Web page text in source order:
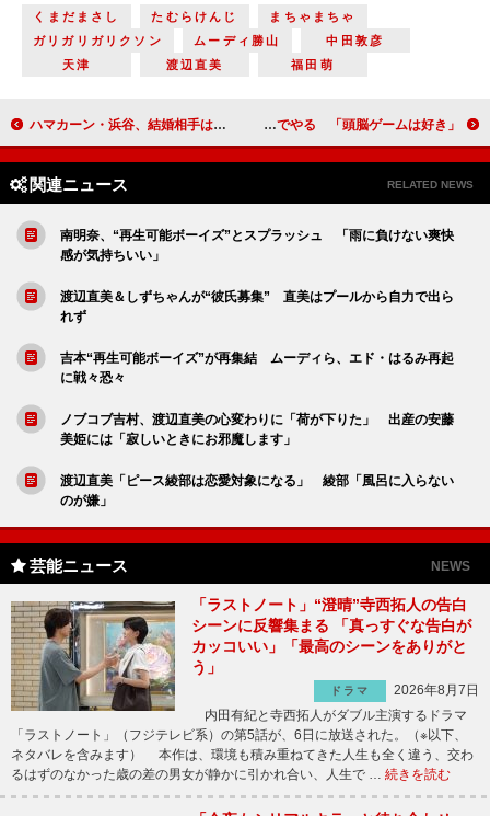
くまだまさし たむらけんじ
まちゃまちゃ
ガリガリガリクソン
ムーディ勝山
中田敦彦
天津
渡辺直美 福田萌
ハマカーン・浜谷、結婚相手は渡辺正行のマネジャー 喜びの新ギャグ「幸せの極み！」 剛力彩芽、ゲームは勝つまでやる 「頭脳ゲームは好き」
関連ニュース RELATED NEWS
南明奈、“再生可能ボーイズ”とスプラッシュ 「雨に負けない爽快
感が気持ちいい」
渡辺直美＆しずちゃんが“彼氏募集” 直美はプールから自力で出ら
れず
吉本“再生可能ボーイズ”が再集結 ムーディら、エド・はるみ再起
に戦々恐々
ノブコブ吉村、渡辺直美の心変わりに「荷が下りた」 出産の安藤
美姫には「寂しいときにお邪魔します」
渡辺直美「ピース綾部は恋愛対象になる」 綾部「風呂に入らない
のが嫌」
芸能ニュース NEWS
「ラストノート」“澄晴”寺西拓人の告白
シーンに反響集まる 「真っすぐな告白が
カッコいい」「最高のシーンをありがと
う」
ドラマ
2026年8月7日
内田有紀と寺西拓人がダブル主演するドラマ
「ラストノート」（フジテレビ系）の第5話が、6日に放送された。（※以下、
ネタバレを含みます） 本作は、環境も積み重ねてきた人生も全く違う、交わ
るはずのなかった歳の差の男女が静かに引かれ合い、人生で … 続きを読む